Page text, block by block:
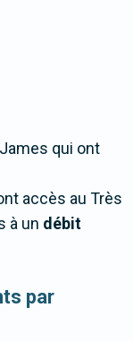
qui ont
accès au Très
à un débit
par